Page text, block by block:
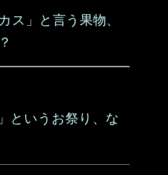
ス」と言う果物、
というお祭り、な